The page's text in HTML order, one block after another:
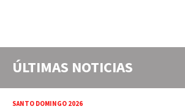
ÚLTIMAS NOTICIAS
SANTO DOMINGO 2026